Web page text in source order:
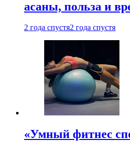
асаны, польза и
2 года спустя2 года спустя
«Умный фитнес